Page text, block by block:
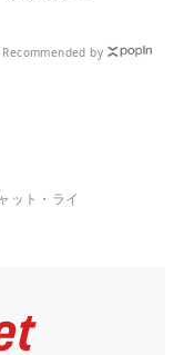
Recommended by
ット・ライ